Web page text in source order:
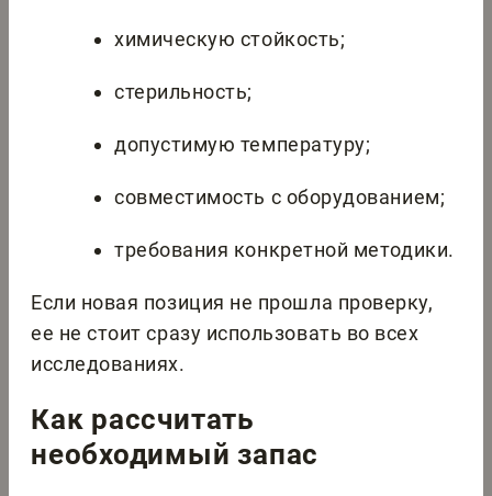
химическую стойкость;
стерильность;
допустимую температуру;
совместимость с оборудованием;
требования конкретной методики.
Если новая позиция не прошла проверку,
ее не стоит сразу использовать во всех
исследованиях.
Как рассчитать
необходимый запас